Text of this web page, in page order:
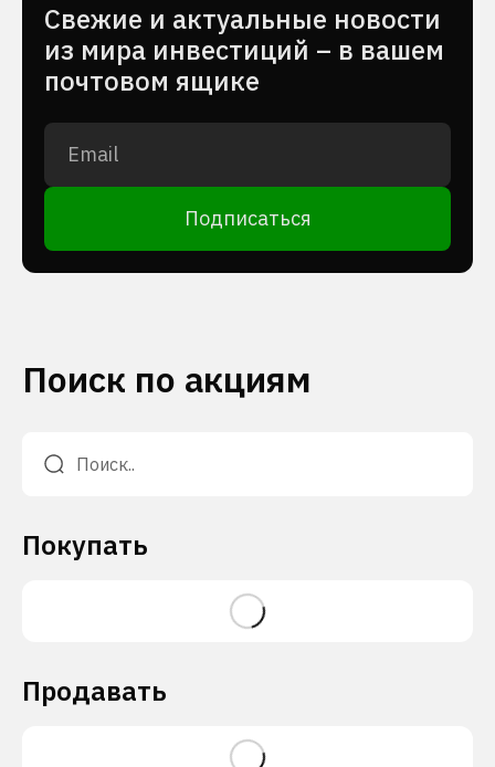
Cвежие и актуальные новости
из мира инвестиций – в вашем
почтовом ящике
Подписаться
Поиск по акциям
Покупать
Продавать